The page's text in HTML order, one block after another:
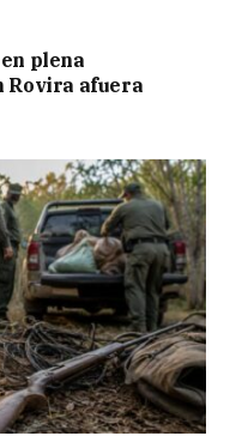
plena
Rovira afuera